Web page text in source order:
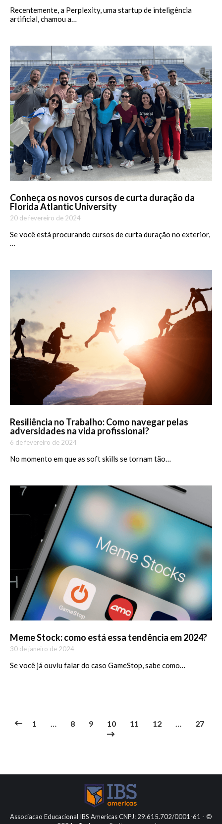
Recentemente, a Perplexity, uma startup de inteligência
artificial, chamou a…
Conheça os novos cursos de curta duração da
Florida Atlantic University
20 de fevereiro de 2024
Se você está procurando cursos de curta duração no exterior,
…
Resiliência no Trabalho: Como navegar pelas
adversidades na vida profissional?
6 de fevereiro de 2024
No momento em que as soft skills se tornam tão…
Meme Stock: como está essa tendência em 2024?
30 de janeiro de 2024
Se você já ouviu falar do caso GameStop, sabe como…
1 … 8 9 10 11 12 … 27
Associacao Educacional IBS Americas CNPJ: 29.615.702/0001-61 - ©